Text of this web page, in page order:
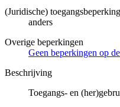
(Juridische) toegangsbeperking
anders
Overige beperkingen
Geen beperkingen op
Beschrijving
Toegangs- en